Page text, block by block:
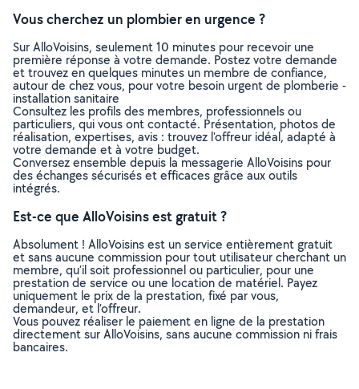
Vous cherchez un plombier en urgence ?
Sur AlloVoisins, seulement 10 minutes pour recevoir une
première réponse à votre demande. Postez votre demande
et trouvez en quelques minutes un membre de confiance,
autour de chez vous, pour votre besoin urgent de plomberie -
installation sanitaire
Consultez les profils des membres, professionnels ou
particuliers, qui vous ont contacté. Présentation, photos de
réalisation, expertises, avis : trouvez l'offreur idéal, adapté à
votre demande et à votre budget.
Conversez ensemble depuis la messagerie AlloVoisins pour
des échanges sécurisés et efficaces grâce aux outils
intégrés.
Est-ce que AlloVoisins est gratuit ?
Absolument ! AlloVoisins est un service entièrement gratuit
et sans aucune commission pour tout utilisateur cherchant un
membre, qu’il soit professionnel ou particulier, pour une
prestation de service ou une location de matériel. Payez
uniquement le prix de la prestation, fixé par vous,
demandeur, et l’offreur.
Vous pouvez réaliser le paiement en ligne de la prestation
directement sur AlloVoisins, sans aucune commission ni frais
bancaires.